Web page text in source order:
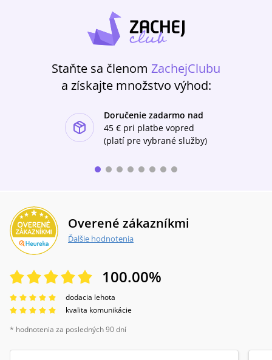
Staňte sa členom ZachejClubu
a získajte množstvo výhod:
Doručenie zadarmo nad
45 € pri platbe vopred
(platí pre vybrané služby)
Overené zákazníkmi
Ďalšie hodnotenia
100.00%
dodacia lehota
kvalita komunikácie
* hodnotenia za posledných 90 dní